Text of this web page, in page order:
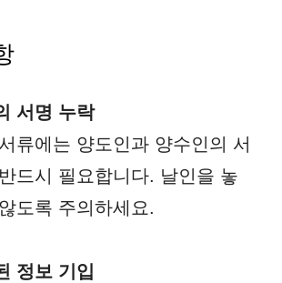
서명 누락
류에는 양도인과 양수인의 서
드시 필요합니다. 날인을 놓
도록 주의하세요.
정보 기입